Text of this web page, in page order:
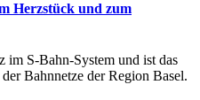
Herzstück und zum
im S-Bahn-System und ist das
Bahnnetze der Region Basel.